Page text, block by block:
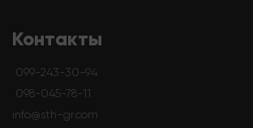
Контакты
099-243-30-94
098-045-78-11
info@sth-gr.com